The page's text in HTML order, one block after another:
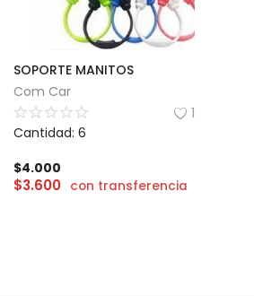
SOPORTE MANITOS
Com Car
1
Cantidad: 6
$4.000
$3.600 con transferencia